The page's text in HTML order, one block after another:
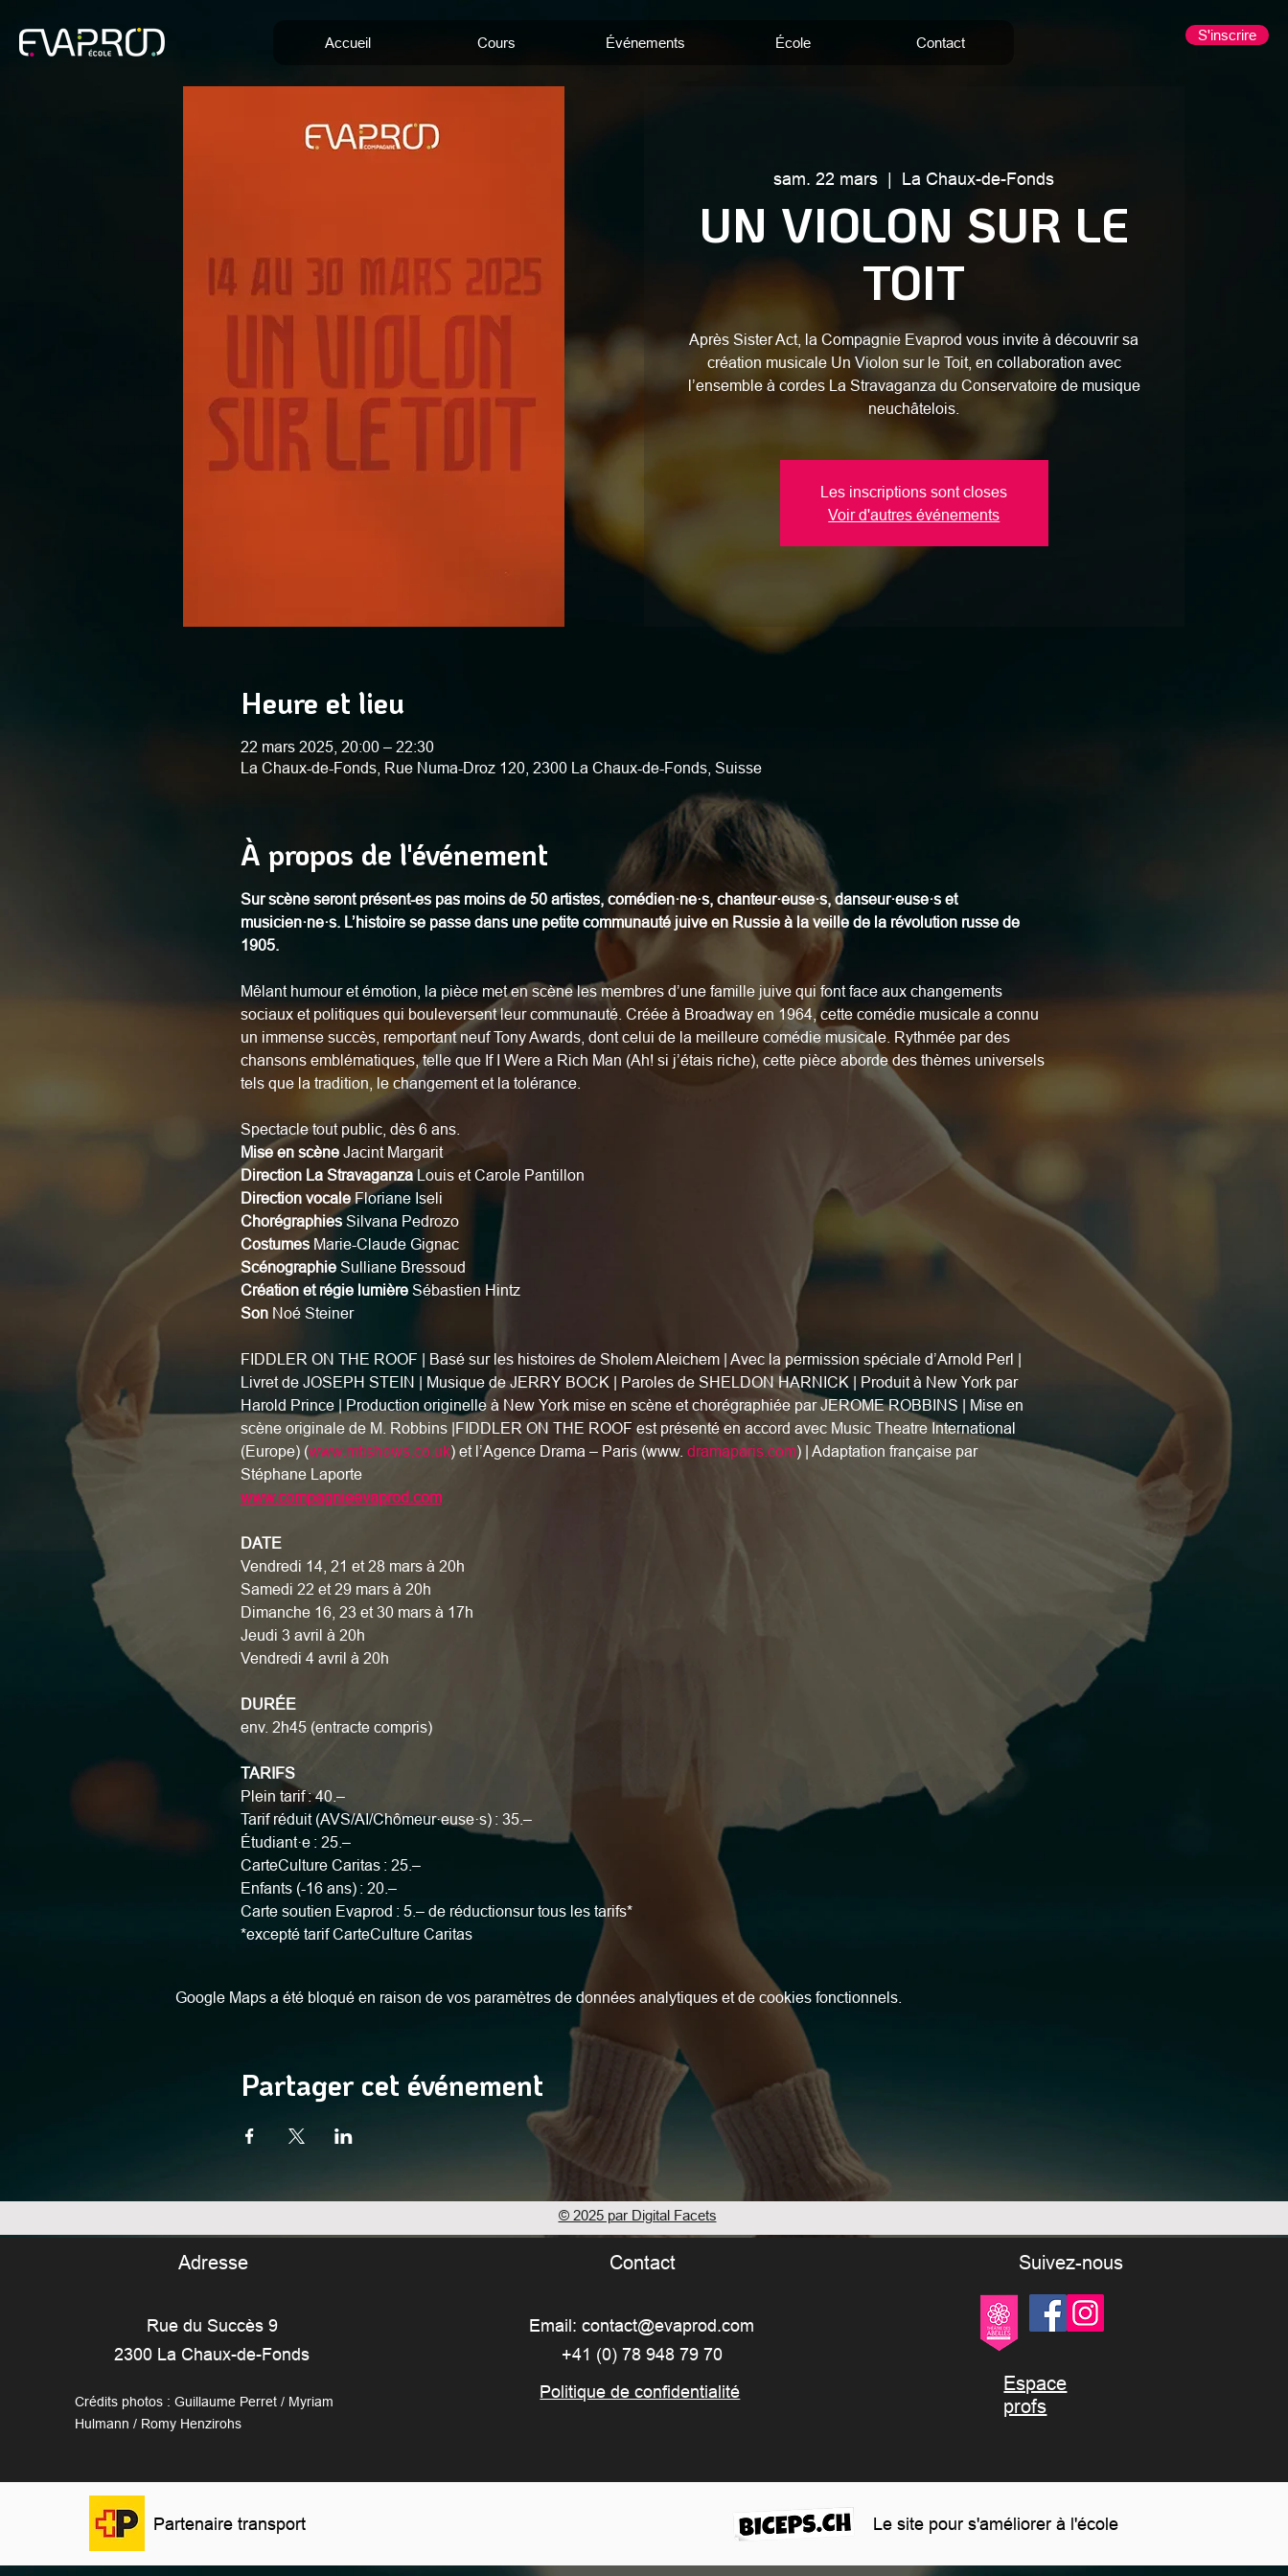
S'inscrire
Accueil Cours Événements École Contact
sam. 22 mars
  |
La Chaux-de-Fonds
UN VIOLON SUR LE
TOIT
Après Sister Act, la Compagnie Evaprod vous invite à découvrir sa
création musicale Un Violon sur le Toit, en collaboration avec
l’ensemble à cordes La Stravaganza du Conservatoire de musique
neuchâtelois.
Les inscriptions sont closes
Voir d'autres événements
Heure et lieu
22 mars 2025, 20:00 – 22:30
La Chaux-de-Fonds, Rue Numa-Droz 120, 2300 La Chaux-de-Fonds, Suisse
À propos de l'événement
Sur scène seront présent-es pas moins de 50 artistes, comédien·ne·s, chanteur·euse·s, danseur·euse·s et
musicien·ne·s. L’histoire se passe dans une petite communauté juive en Russie à la veille de la révolution russe de
1905.
Mêlant humour et émotion, la pièce met en scène les membres d’une famille juive qui font face aux changements
sociaux et politiques qui bouleversent leur communauté. Créée à Broadway en 1964, cette comédie musicale a connu
un immense succès, remportant neuf Tony Awards, dont celui de la meilleure comédie musicale. Rythmée par des
chansons emblématiques, telle que If I Were a Rich Man (Ah! si j’étais riche), cette pièce aborde des thèmes universels
tels que la tradition, le changement et la tolérance.
Spectacle tout public, dès 6 ans.
Mise en scène Jacint Margarit
Direction La Stravaganza Louis et Carole Pantillon
Direction vocale Floriane Iseli
Chorégraphies Silvana Pedrozo
Costumes Marie-Claude Gignac
Scénographie Sulliane Bressoud
Création et régie lumière Sébastien Hintz
Son Noé Steiner
FIDDLER ON THE ROOF | Basé sur les histoires de Sholem Aleichem | Avec la permission spéciale d’Arnold Perl |
Livret de JOSEPH STEIN | Musique de JERRY BOCK | Paroles de SHELDON HARNICK | Produit à New York par
Harold Prince | Production originelle à New York mise en scène et chorégraphiée par JEROME ROBBINS | Mise en
scène originale de M. Robbins |FIDDLER ON THE ROOF est présenté en accord avec Music Theatre International
(Europe) (www.mtishows.co.uk) et l’Agence Drama – Paris (www. dramaparis.com) | Adaptation française par
Stéphane Laporte
www.compagnieevaprod.com
DATE
Vendredi 14, 21 et 28 mars à 20h
Samedi 22 et 29 mars à 20h
Dimanche 16, 23 et 30 mars à 17h
Jeudi 3 avril à 20h
Vendredi 4 avril à 20h
DURÉE
env. 2h45 (entracte compris)
TARIFS
Plein tarif : 40.–
Tarif réduit (AVS/AI/Chômeur·euse·s) : 35.–
Étudiant·e : 25.–
CarteCulture Caritas : 25.–
Enfants (-16 ans) : 20.–
Carte soutien Evaprod : 5.– de réductionsur tous les tarifs*
*excepté tarif CarteCulture Caritas
Google Maps a été bloqué en raison de vos paramètres de données analytiques et de cookies fonctionnels.
Partager cet événement
© 2025 par Digital Facets
Adresse
Rue du Succès 9
2300 La Chaux-de-Fonds
Crédits photos : Guillaume Perret / Myriam
Hulmann / Romy Henzirohs
Contact
Email:contact@evaprod.com
+41 (0) 78 948 79 70
Politique de confidentialité
Suivez-nous
Espace
profs
Partenaire transport Le site pour s'améliorer à l'école